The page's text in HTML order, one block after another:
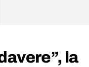
la